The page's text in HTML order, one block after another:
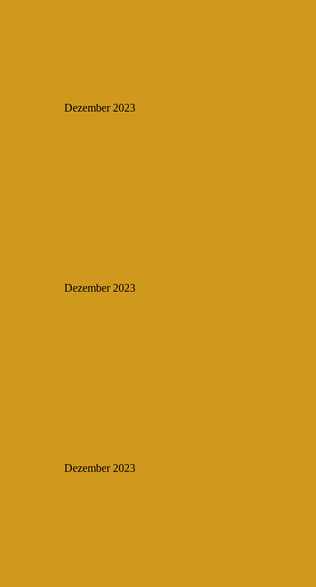
Dezember 2023
Dezember 2023
Dezember 2023